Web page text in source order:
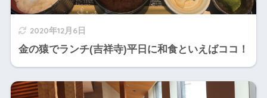
2020年12月6日
金の猿でランチ(吉祥寺)平日に和食といえばココ！